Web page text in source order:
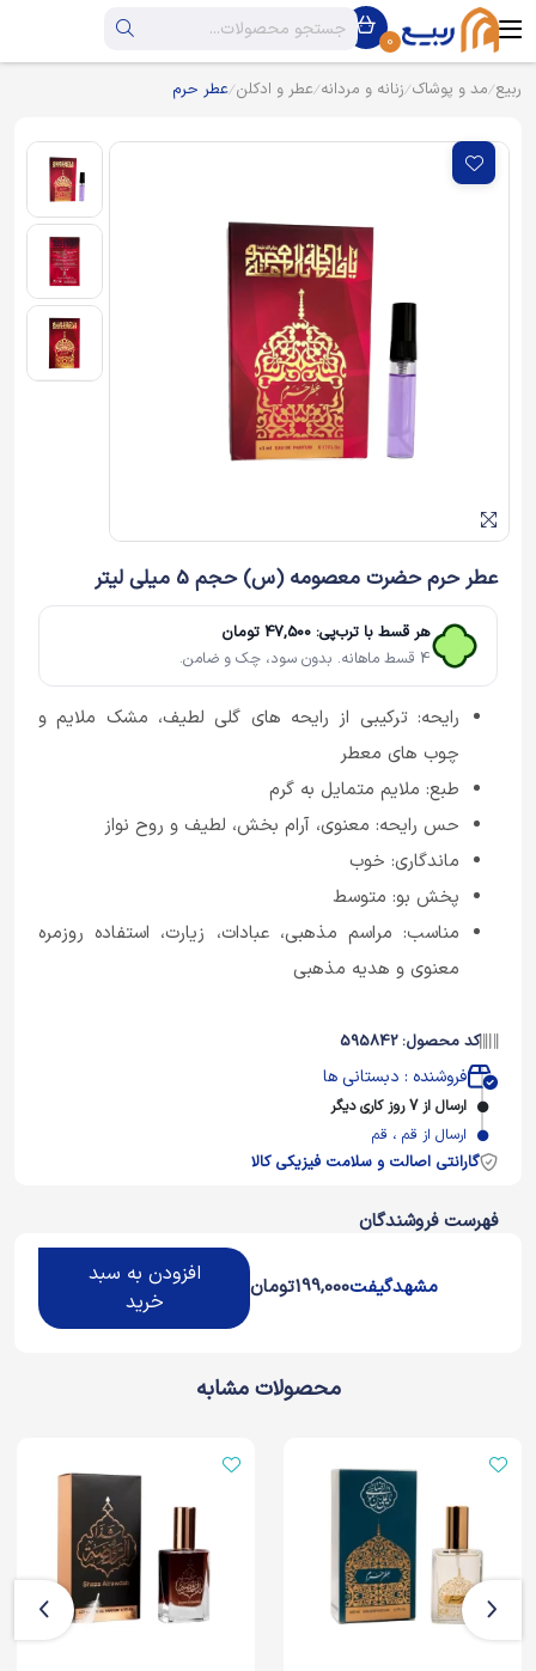
0
ربیع مد و پوشاک زنانه و مردانه عطر و ادکلن عطر حرم
عطر حرم حضرت معصومه (س) حجم 5 میلی لیتر
هر قسط با ترب‌پی: 47,500 تومان
4 قسط ماهانه. بدون سود، چک و ضامن.
رایحه: ترکیبی از رایحه‌ های گلی لطیف، مشک ملایم و
چوب‌ های معطر
طبع: ملایم متمایل به گرم
حس رایحه: معنوی، آرام‌ بخش، لطیف و روح‌ نواز
ماندگاری: خوب
پخش بو: متوسط
مناسب: مراسم مذهبی، عبادات، زیارت، استفاده روزمره
معنوی و هدیه مذهبی
کد محصول: 595842
فروشنده : دبستانی ها
ارسال از 7 روز کاری دیگر
ارسال از قم ، قم
گارانتی اصالت و سلامت فیزیکی کالا
فهرست فروشندگان
مشهدگیفت199,000تومان
افزودن به سبد
خرید
محصولات مشابه